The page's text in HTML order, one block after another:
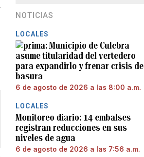
NOTICIAS
LOCALES
Municipio de Culebra
asume titularidad del vertedero
para expandirlo y frenar crisis de
basura
6 de agosto de 2026 a las 8:00 a.m.
LOCALES
Monitoreo diario: 14 embalses
registran reducciones en sus
niveles de agua
6 de agosto de 2026 a las 7:56 a.m.